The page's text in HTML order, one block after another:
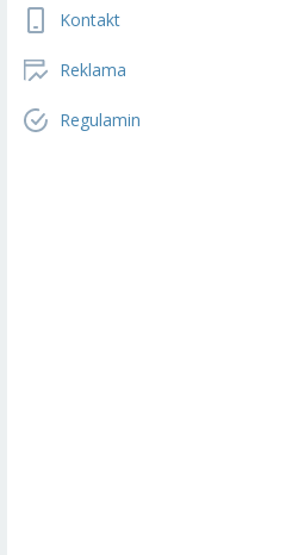
Kontakt
Reklama
Regulamin